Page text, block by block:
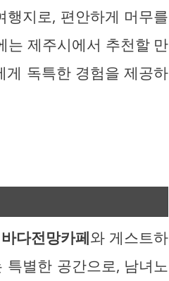
지로, 편안하게 머무를
는 제주시에서 추천할 만
독특한 경험을 제공하
바다전망카페와 게스트하
별한 공간으로, 남녀노